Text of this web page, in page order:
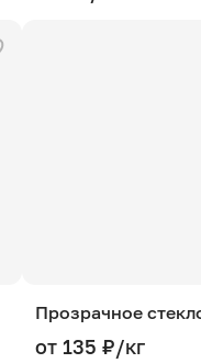
Прозрачное
от 135 ₽/кг